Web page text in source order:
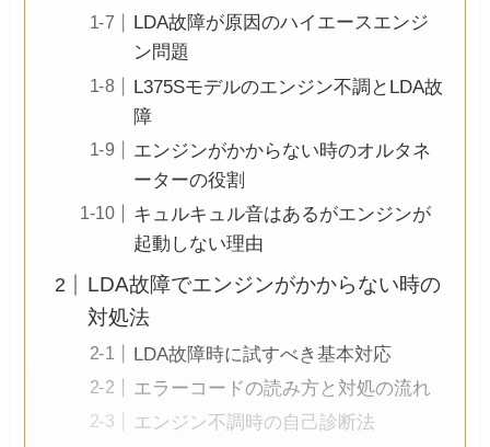
LDA故障が原因のハイエースエンジ
ン問題
L375Sモデルのエンジン不調とLDA故
障
エンジンがかからない時のオルタネ
ーターの役割
キュルキュル音はあるがエンジンが
起動しない理由
LDA故障でエンジンがかからない時の
対処法
LDA故障時に試すべき基本対応
エラーコードの読み方と対処の流れ
エンジン不調時の自己診断法